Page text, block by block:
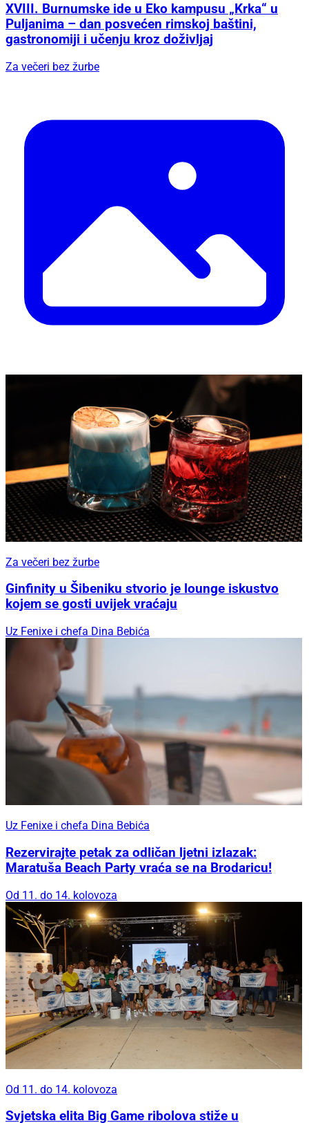
XVIII. Burnumske ide u Eko kampusu „Krka“ u
Puljanima – dan posvećen rimskoj baštini,
gastronomiji i učenju kroz doživljaj
Za večeri bez žurbe
Za večeri bez žurbe
Ginfinity u Šibeniku stvorio je lounge iskustvo
kojem se gosti uvijek vraćaju
Uz Fenixe i chefa Dina Bebića
Uz Fenixe i chefa Dina Bebića
Rezervirajte petak za odličan ljetni izlazak:
Maratuša Beach Party vraća se na Brodaricu!
Od 11. do 14. kolovoza
Od 11. do 14. kolovoza
Svjetska elita Big Game ribolova stiže u